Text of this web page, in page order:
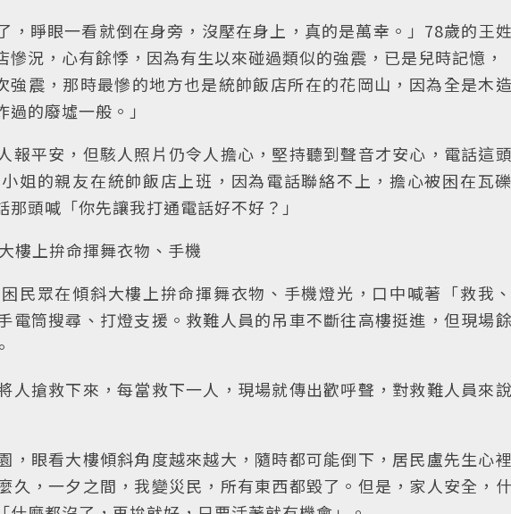
，睜眼一看就倒在身旁，沒壓在身上，真的是萬幸。」78歲的王
慘況，心有餘悸，因為有生以來碰過類似的強震，已是兒時記憶，
強震，那時最慘的地方也是統帥飯店所在的花岡山，因為全是木
的廢墟一般。」
報平安，但駭人照片仍令人擔心，堅持聽到聲音才安心，電話這
姐的親友在統帥飯店上班，因為電話聯絡不上，擔心被困在瓦
頭喊「你先讓我打通電話好不好？」
樓上拚命揮舞衣物、手機
民眾在傾斜大樓上拚命揮舞衣物、手機燈光，口中喊著「救我
電筒搜尋、打燈支援。救難人員的吊車不斷往高樓挺進，但現場
人搶救下來，每當救下一人，現場就傳出歡呼聲，對救難人員來說
，眼看大樓傾斜角度越來越大，隨時都可能倒下，居民盧先生心
久，一夕之間，我變災民，所有東西都毀了。但是，家人安全，